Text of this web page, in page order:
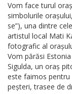
Vom face turul
simbolurile
se”), una dintre
artistul local Mati
fotografic al
Vom părăsi
Sigulda, un oraș
este faimos pentru
peșteri, trasee de